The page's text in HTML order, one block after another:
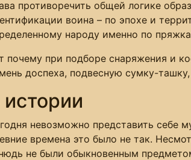
противоречить общей логике
воина – по эпохе и
народу именно по
почему при подборе снаряжения и
доспеха, подвесную сумку-ташку,
истории
невозможно представить себе
времена это было не так.
не были обыкновенным